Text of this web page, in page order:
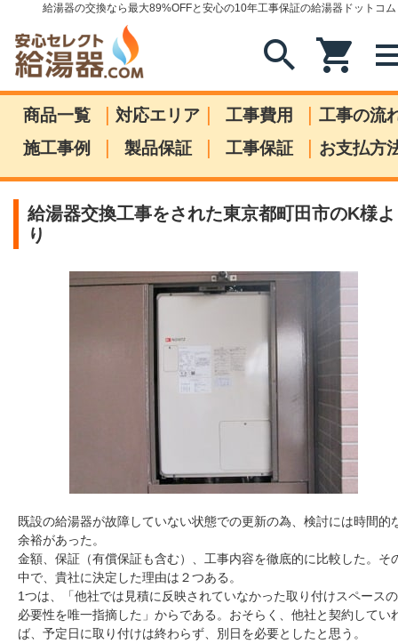
給湯器の交換なら最大89%OFFと安心の10年工事保証の給湯器ドットコム
search shopping_cart
商品一覧 | 対応エリア | 工事費用 | 工事の流
施工事例
| 製品保証 | 工事保証 | お支払方
給湯器交換工事をされた東京都町田市のK様よ
り
既設の給湯器が故障していない状態での更新の為、検討には時間的
余裕があった。
金額、保証（有償保証も含む）、工事内容を徹底的に比較した。そ
中で、貴社に決定した理由は２つある。
1つは、「他社では見積に反映されていなかった取り付けスペースの
必要性を唯一指摘した」からである。おそらく、他社と契約してい
ば、予定日に取り付けは終わらず、別日を必要としたと思う。